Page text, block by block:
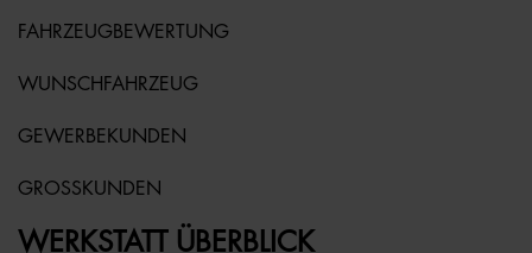
FAHRZEUGBEWERTUNG
WUNSCHFAHRZEUG
GEWERBEKUNDEN
GROSSKUNDEN
WERKSTATT ÜBERBLICK